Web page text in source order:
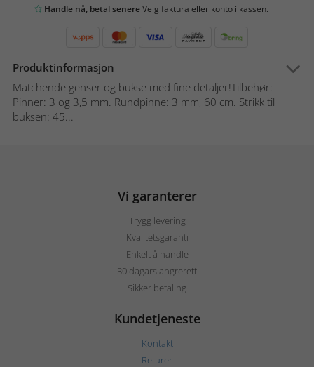
Handle nå, betal senereVelg faktura eller konto i kassen.
Produktinformasjon
Matchende genser og bukse med fine detaljer!Tilbehør:
Pinner: 3 og 3,5 mm. Rundpinne: 3 mm, 60 cm. Strikk til
buksen: 45...
Vi garanterer
Trygg levering
Kvalitetsgaranti
Enkelt å handle
30 dagars angrerett
Sikker betaling
Kundetjeneste
Kontakt
Returer